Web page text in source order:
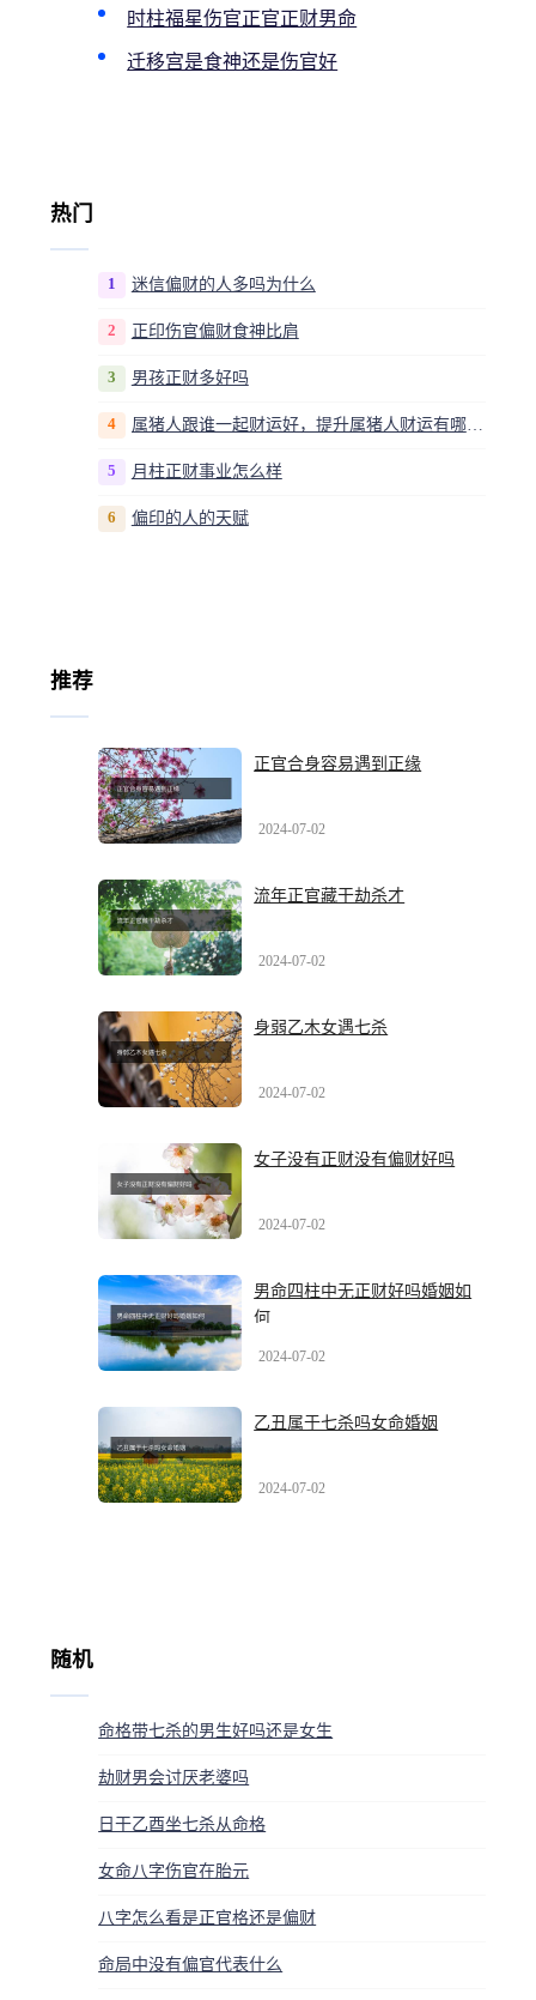
时柱福星伤官正官正财男命
迁移宫是食神还是伤官好
热门
1 迷信偏财的人多吗为什么
2 正印伤官偏财食神比肩
3 男孩正财多好吗
4 属猪人跟谁一起财运好，提升属猪人财运有哪些方法？
5 月柱正财事业怎么样
6 偏印的人的天赋
推荐
正官合身容易遇到正缘
2024-07-02
流年正官藏干劫杀才
2024-07-02
身弱乙木女遇七杀
2024-07-02
女子没有正财没有偏财好吗
2024-07-02
男命四柱中无正财好吗婚姻如
何
2024-07-02
乙丑属于七杀吗女命婚姻
2024-07-02
随机
命格带七杀的男生好吗还是女生
劫财男会讨厌老婆吗
日干乙酉坐七杀从命格
女命八字伤官在胎元
八字怎么看是正官格还是偏财
命局中没有偏官代表什么